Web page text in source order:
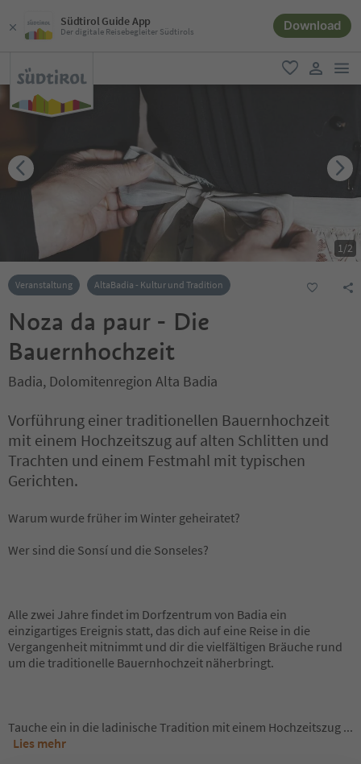
Südtirol Guide App
Der digitale Reisebegleiter Südtirols Download
favorit
user link
1/2
Veranstaltung AltaBadia - Kultur und Tradition
Noza da paur - Die
Bauernhochzeit
Badia, Dolomitenregion Alta Badia
Vorführung einer traditionellen Bauernhochzeit
mit einem Hochzeitszug auf alten Schlitten und
Trachten und einem Festmahl mit typischen
Gerichten.
Warum wurde früher im Winter geheiratet?
Wer sind die Sonsí und die Sonseles?
Alle zwei Jahre findet im Dorfzentrum von Badia ein
einzigartiges Ereignis statt, das dich auf eine Reise in die
Vergangenheit mitnimmt und dir die vielfältigen Bräuche rund
um die traditionelle Bauernhochzeit näherbringt.
Tauche ein in die ladinische Tradition mit einem Hochzeitszug ...
Lies mehr